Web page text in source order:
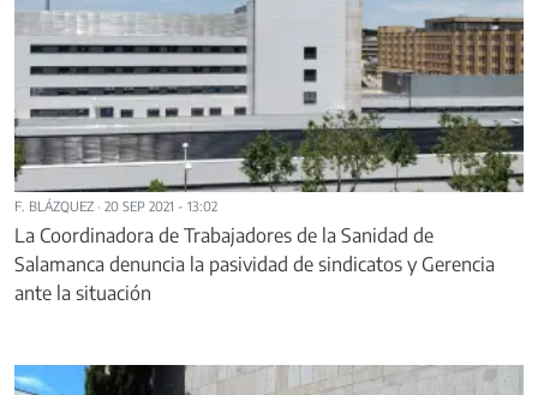
F. BLÁZQUEZ · 20 SEP 2021 - 13:02
La Coordinadora de Trabajadores de la Sanidad de
Salamanca denuncia la pasividad de sindicatos y Gerencia
ante la situación